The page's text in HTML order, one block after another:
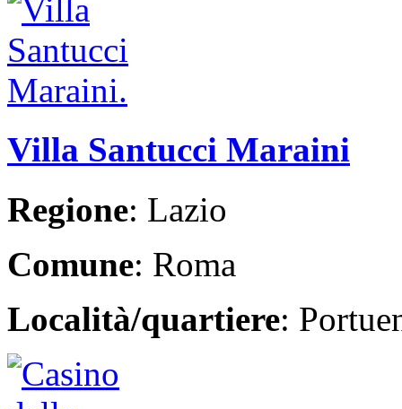
Villa Santucci Maraini
Regione: Lazio
Comune: Roma
Località/quartiere: